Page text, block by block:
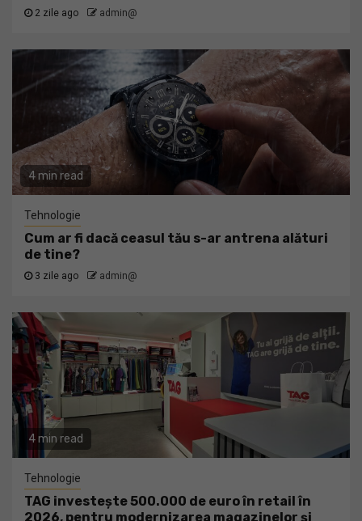
2 zile ago admin@
4 min read
Tehnologie
Cum ar fi dacă ceasul tău s-ar antrena alături
de tine?
3 zile ago admin@
4 min read
Tehnologie
TAG investește 500.000 de euro în retail în
2026, pentru modernizarea magazinelor și